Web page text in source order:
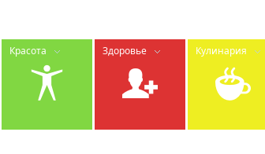
Красота Здоровье Кулинария